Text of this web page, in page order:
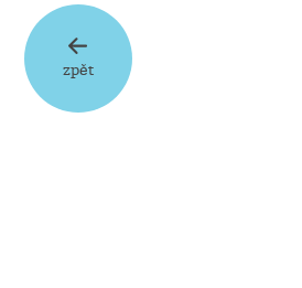
zpět